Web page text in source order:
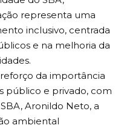
representa uma
inclusivo, centrada
e na melhoria da
da importância
público e privado, com
Aronildo Neto, a
ambiental